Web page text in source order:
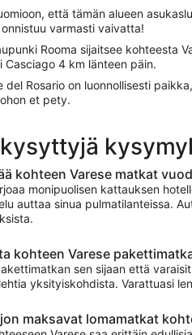
että tämän alueen
varmasti vaivatta!
Rooma sijaitsee kohteesta
Casciago 4 km länteen päin.
del Rosario on luonnollisesti
et pety.
kohteen Varese matkat
monipuolisen kattauksen
auttaa sinua pulmatilanteissa.
kohteen Varese
sen sijaan että
yksityiskohdista. Varattuasi
maksavat lomamatkat